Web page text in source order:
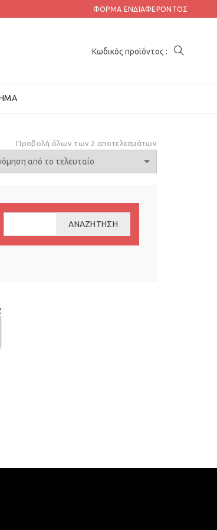
ΦΌΡΜΑ ΕΝΔΙΑΦΈΡΟΝΤΟΣ
Προβολή όλων των 2 αποτελεσμάτων
ΑΝΑΖΉΤΗΣΗ